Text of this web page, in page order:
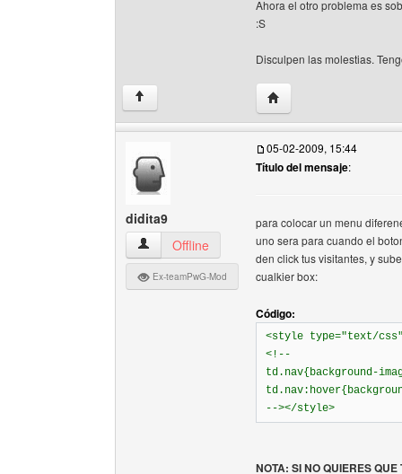
Ahora el otro problema es
:S
Disculpen las molestias.
↑ Visitar sitio web del
didita9
didita9 Ver perfil del usuario
Offline
Ex-teamPwG-Mod
05-02-2009, 15:44
Título del mensaje:
para colocar un menu
uno sera para cuando el
den click tus visitantes, y
cualkier box:
Código:
<style type="text/
<!--
td.nav{background-
--></style>
NOTA: SI NO QUIERES